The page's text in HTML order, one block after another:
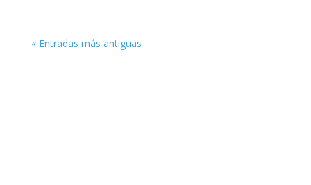
« Entradas más antiguas